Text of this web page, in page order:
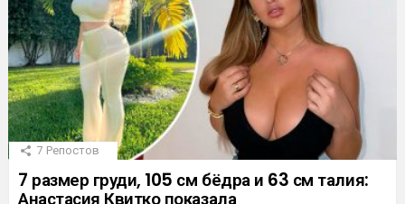
7 Репостов
7 размер груди, 105 см бёдра и 63 см талия:
Анастасия Квитко показала